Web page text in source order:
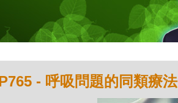
- 呼吸問題的同類療法